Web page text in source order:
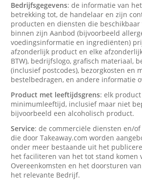
Bedrijfsgegevens: de informatie van
betrekking tot, de handelaar en zijn
producten en diensten die
binnen zijn Aanbod (bijvoorbeeld
voedingsinformatie en ingrediënten)
afzonderlijk product en elke
BTW), bedrijfslogo, grafisch materiaal,
(inclusief postcodes), bezorgkosten en
bestelbedragen, en andere informatie
Product met leeftijdsgrens: elk
minimumleeftijd, inclusief maar niet
bijvoorbeeld een alcoholisch product.
Service: de commerciële diensten en/
die door Takeaway.com worden
onder meer bestaande uit het
het faciliteren van het tot stand komen
Overeenkomsten en het doorsturen
het relevante Bedrijf.